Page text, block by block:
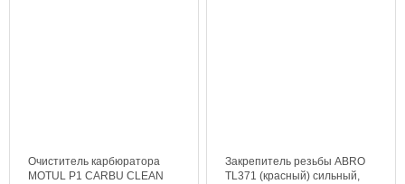
Очиститель карбюратора
MOTUL P1 CARBU CLEAN
Закрепитель резьбы ABRO
TL371 (красный) сильный,